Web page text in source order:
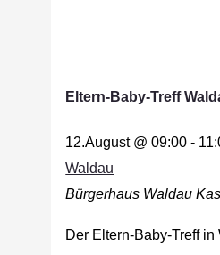
Eltern-Baby-Treff
12.August @ 09:00 -
Waldau
Bürgerhaus Waldau
Der Eltern-Baby-Treff